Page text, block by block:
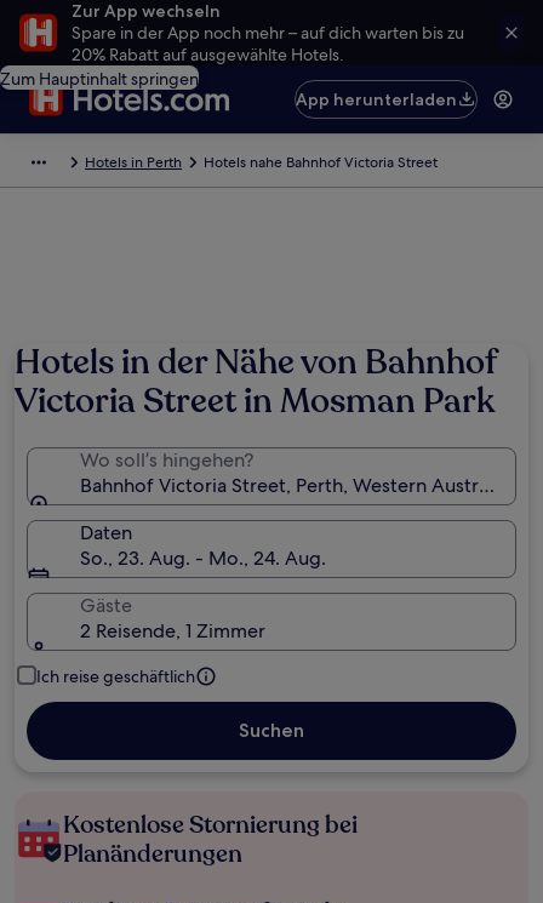
Zur App wechseln
Spare in der App noch mehr – auf dich warten bis zu
20% Rabatt auf ausgewählte Hotels.
Zum Hauptinhalt springen
App herunterladen
Hotels in Perth Hotels nahe Bahnhof Victoria Street
Hotels in der Nähe von Bahnhof
Victoria Street in Mosman Park
Wo soll’s hingehen?
Bahnhof Victoria Street, Perth, Western Australia,
Daten
So., 23. Aug. - Mo., 24. Aug.
Gäste
2 Reisende, 1 Zimmer
Ich reise geschäftlich
Suchen
Kostenlose Stornierung bei
Planänderungen